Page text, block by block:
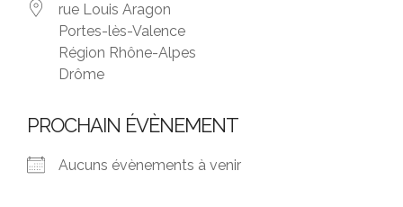
rue Louis Aragon
Portes-lès-Valence
Région Rhône-Alpes
Drôme
PROCHAIN ÉVÈNEMENT
Aucuns évènements à venir